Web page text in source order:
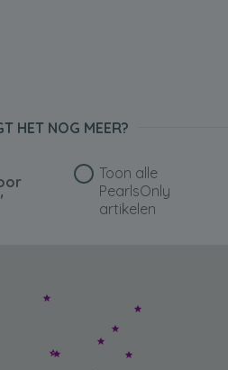
HET NOG MEER?
Toon alle
PearlsOnly
artikelen